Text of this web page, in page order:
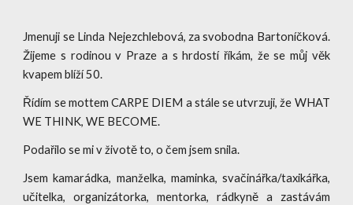
Jmenuji se Linda Nejezchlebová, za svobodna Bartoníčková.
Žijeme s rodinou v Praze a s hrdostí říkám, že se můj věk
kvapem blíží 50.
Řídím se mottem CARPE DIEM a stále se utvrzuji, že WHAT
WE THINK, WE BECOME.
Podařilo se mi v životě to, o čem jsem snila.
Jsem kamarádka, manželka, maminka, svačinářka/taxikářka,
učitelka, organizátorka, mentorka, rádkyně a zastávám